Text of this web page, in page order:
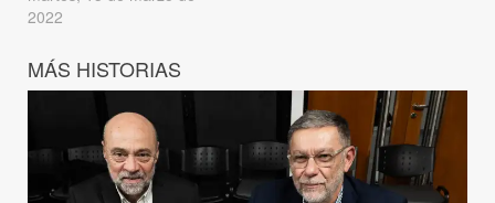
2022
MÁS HISTORIAS